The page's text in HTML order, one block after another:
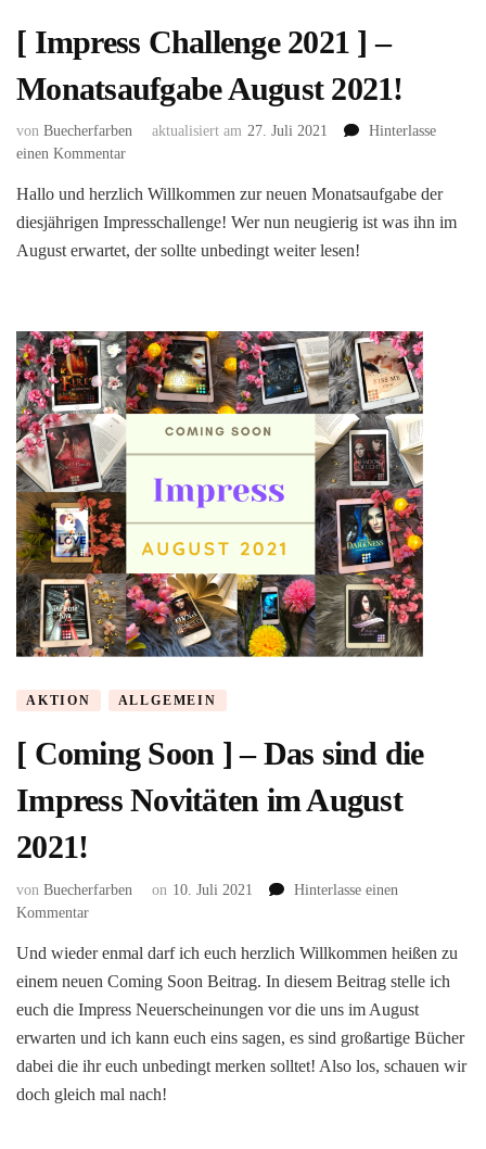
[ Impress Challenge 2021 ] –
Monatsaufgabe August 2021!
von Buecherfarben aktualisiert am 27. Juli 2021
Hinterlasse
einen Kommentarzu
Impress
Challenge
2021
August
2021!
Hallo und herzlich Willkommen zur neuen Monatsaufgabe der
diesjährigen Impresschallenge! Wer nun neugierig ist was ihn im
August erwartet, der sollte unbedingt weiter lesen!
AKTION ALLGEMEIN
[ Coming Soon ] – Das sind die
Impress Novitäten im August
2021!
von Buecherfarben on 10. Juli 2021
Hinterlasse einen
Kommentarzu
Coming
Soon
Das
sind
die
Und wieder enmal darf ich euch herzlich Willkommen heißen zu
einem neuen Coming Soon Beitrag. In diesem Beitrag stelle ich
euch die Impress Neuerscheinungen vor die uns im August
erwarten und ich kann euch eins sagen, es sind großartige Bücher
dabei die ihr euch unbedingt merken solltet! Also los, schauen wir
doch gleich mal nach!